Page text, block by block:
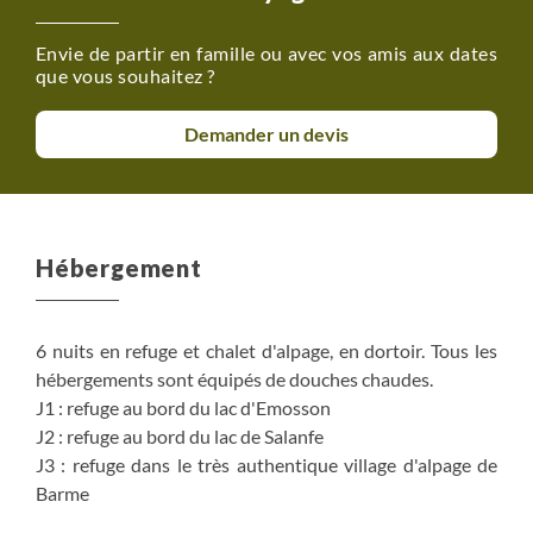
Envie de partir en famille ou avec vos amis aux dates
que vous souhaitez ?
Demander un devis
Hébergement
6 nuits en refuge et chalet d'alpage, en dortoir. Tous les
hébergements sont équipés de douches chaudes.
J1 : refuge au bord du lac d'Emosson
J2 : refuge au bord du lac de Salanfe
J3 : refuge dans le très authentique village d'alpage de
Barme